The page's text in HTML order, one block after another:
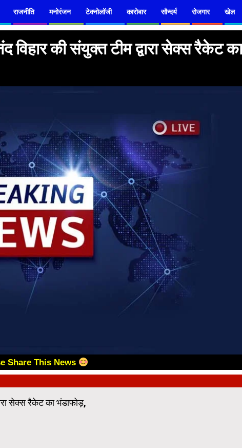
राजनीति मनोरंजन टेक्नोलॉजी कारोबार सौन्दर्य रोजगार खेल
विहार की संयुक्त टीम द्वारा सेक्स रैकेट का
Share This News
सेक्स रैकेट का भंडाफोड़,